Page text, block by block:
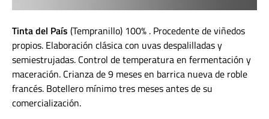
Tinta del País (Tempranillo) 100% . Procedente de viñedos
propios. Elaboración clásica con uvas despalilladas y
semiestrujadas. Control de temperatura en fermentación y
maceración. Crianza de 9 meses en barrica nueva de roble
francés. Botellero mínimo tres meses antes de su
comercialización.